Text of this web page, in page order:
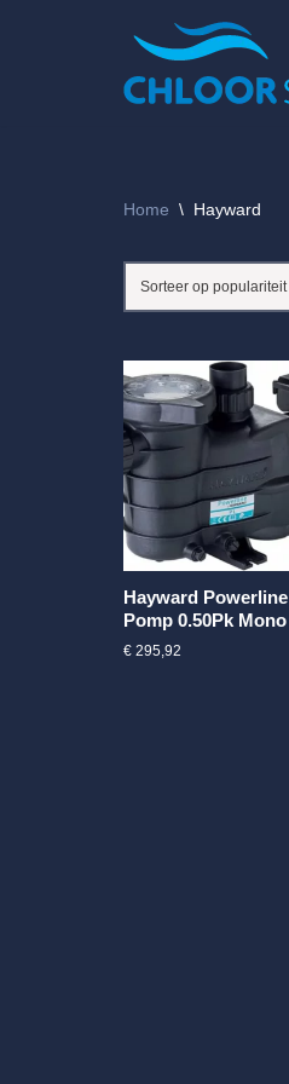
Home \ Hayward
Hayward Powerline
Pomp 0.50Pk Mono
€ 295,92